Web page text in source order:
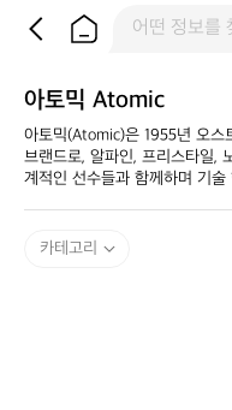
아토믹 Atomic
아토믹(Atomic)은 1955년 오스
브랜드로, 알파인, 프리스타일,
계적인 선수들과 함께하며 기
카테고리